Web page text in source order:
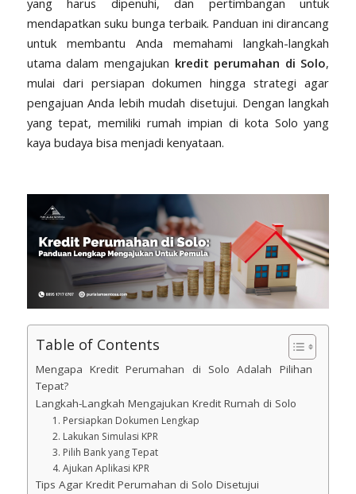
mendapatkan suku bunga terbaik. Panduan ini dirancang
untuk membantu Anda memahami langkah-langkah
utama dalam mengajukan kredit perumahan di Solo,
mulai dari persiapan dokumen hingga strategi agar
pengajuan Anda lebih mudah disetujui. Dengan langkah
yang tepat, memiliki rumah impian di kota Solo yang
kaya budaya bisa menjadi kenyataan.
Table of Contents
Mengapa Kredit Perumahan di Solo Adalah Pilihan
Tepat?
Langkah-Langkah Mengajukan Kredit Rumah di Solo
1. Persiapkan Dokumen Lengkap
2. Lakukan Simulasi KPR
3. Pilih Bank yang Tepat
4. Ajukan Aplikasi KPR
Tips Agar Kredit Perumahan di Solo Disetujui